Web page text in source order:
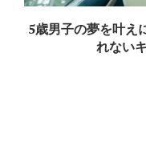
5歳男子の夢を叶え
れない